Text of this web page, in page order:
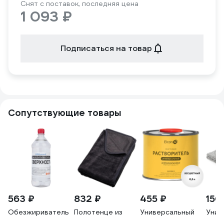
Снят с поставок, последняя цена
1 093 ₽
Подписаться на товар
Сопутствующие товары
563 ₽
Обезжириватель
832 ₽
Полотенце из
455 ₽
Универсальный